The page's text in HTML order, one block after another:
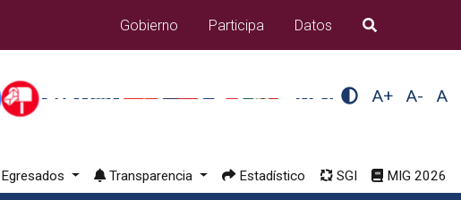
Gobierno
Participa Datos B�squeda
A+ A- A
Egresados Transparencia Estadístico SGI MIG 2026